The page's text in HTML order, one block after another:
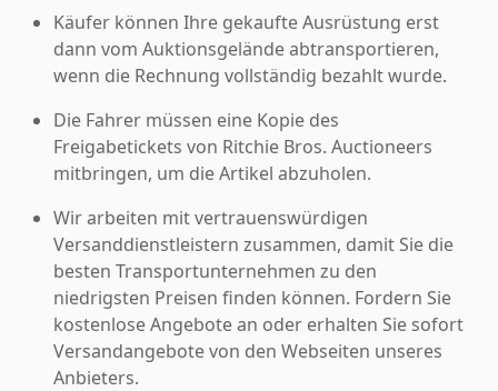
Käufer können Ihre gekaufte Ausrüstung erst
dann vom Auktionsgelände abtransportieren,
wenn die Rechnung vollständig bezahlt wurde.
Die Fahrer müssen eine Kopie des
Freigabetickets von Ritchie Bros. Auctioneers
mitbringen, um die Artikel abzuholen.
Wir arbeiten mit vertrauenswürdigen
Versanddienstleistern zusammen, damit Sie die
besten Transportunternehmen zu den
niedrigsten Preisen finden können. Fordern Sie
kostenlose Angebote an oder erhalten Sie sofort
Versandangebote von den Webseiten unseres
Anbieters.